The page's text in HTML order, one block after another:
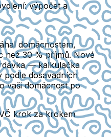
výpočet a
domácnostem,
než 30 % příjmů. Nové
— kalkulačka
podle dosavadních
vaši domácnost po
krok za krokem